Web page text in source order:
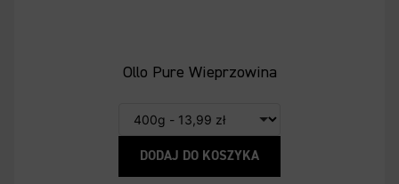
Ollo Pure Wieprzowina
DODAJ DO KOSZYKA